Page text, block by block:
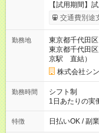
【試用期間】
交通費別途
勤務地
東京都千代田区
東京都千代田
京駅 直結）
株式会社シ
勤務時間
シフト制
1日あたりの
土日祝含む週5日勤務
～21：30 の間
特徴 日払いOK / 副